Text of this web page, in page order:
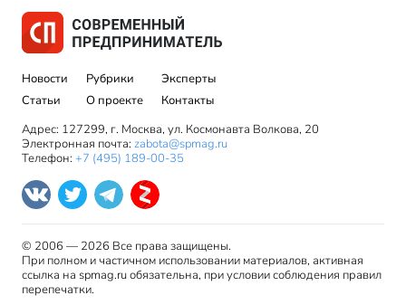
Новости
Статьи
Рубрики
О проекте
Эксперты
Контакты
Адрес: 127299, г. Москва, ул. Космонавта Волкова, 20
Электронная почта: zabota@spmag.ru
Телефон: +7 (495) 189-00-35
© 2006 — 2026 Все права защищены.
При полном и частичном использовании материалов, активная
ссылка на spmag.ru обязательна, при условии соблюдения правил
перепечатки.